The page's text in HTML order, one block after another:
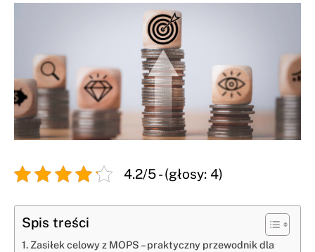
4.2/5 - (głosy: 4)
Spis treści
Zasiłek celowy z MOPS – praktyczny przewodnik dla